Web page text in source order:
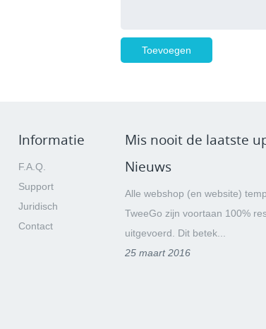
Informatie
F.A.Q.
Support
Juridisch
Contact
Mis nooit de laatste
Nieuws
Alle webshop (en website)
TweeGo zijn voortaan 100%
uitgevoerd. Dit betek...
25 maart 2016